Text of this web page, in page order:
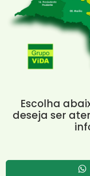
Escolha
deseja ser